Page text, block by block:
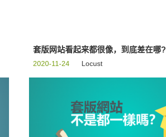
套版网站看起来都很像，到底差在哪?
2020-11-24 Locust